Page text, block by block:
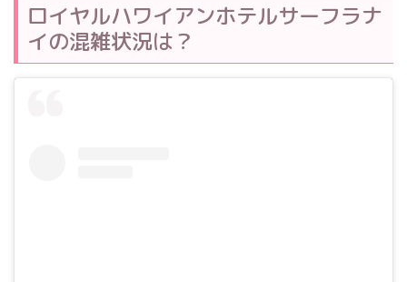
ロイヤルハワイアンホテルサーフラナ
イの混雑状況は？